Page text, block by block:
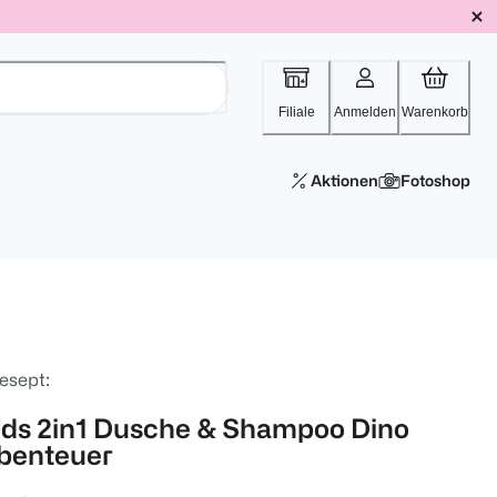
Filiale Anmelden Warenkorb
Aktionen Fotoshop
2in1 Dusche & Shampoo Dino